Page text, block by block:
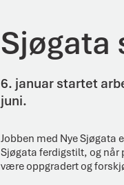
Sjøgata
6. januar startet
juni.
Jobben med Nye Sjøgata
Sjøgata ferdigstilt, og når
være oppgradert og